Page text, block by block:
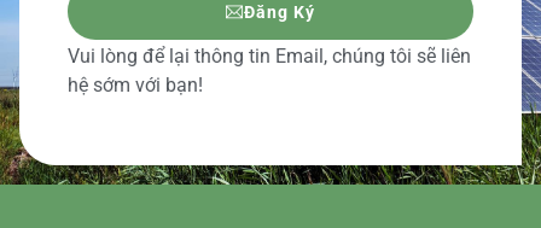
Đăng Ký
Vui lòng để lại thông tin Email, chúng tôi sẽ liên
hệ sớm với bạn!